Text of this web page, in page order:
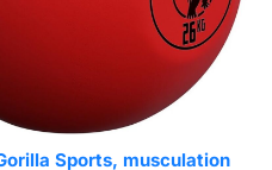
Sports, musculation